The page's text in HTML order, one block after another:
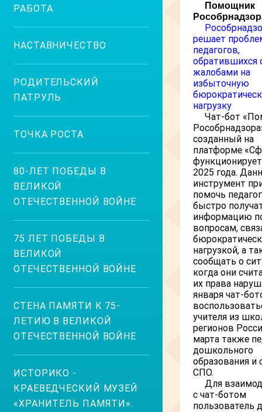
РАБОТА
НАСТАВНИЧЕСТВО
РОДИТЕЛЬСКИЙ
ПАТРУЛЬ
ТОЧКА РОСТА
80-ЛЕТ ПОБЕДЫ В
ВЕЛИКОЙ
ОТЕЧЕСТВЕННОЙ ВОЙНЕ
75 ЛЕТ ПОБЕДЫ В
ВЕЛИКОЙ
ОТЕЧЕСТВЕННОЙ ВОЙНЕ
СТЕНА ПАМЯТИ К 75-
ЛЕТИЮ В ВЕЛИКОЙ
ОТЕЧЕСТВЕННОЙ ВОЙНЕ
ИСТОРИКО -
КРАЕВЕДЧЕСКИЙ МУЗЕЙ
«ХРАНИТЕЛЬ ПАМЯТИ».
Помощник
решает
педагогов,
обратившихся
жалобами на
избыточную
нагрузку
Чат-бот
созданный на
платформе
2025 года.
инструмент
помочь
быстро
информацию
вопросам,
нагрузкой, а
сообщать о
когда они
их права
января чат-
учителя из
регионов
марта также
дошкольного
образования и
СПО.
Для
с чат-ботом
пользователь